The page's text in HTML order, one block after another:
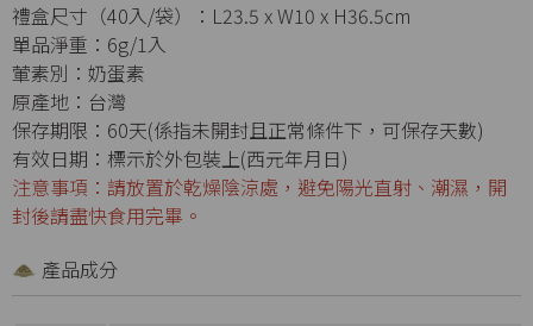
禮盒尺寸（40入/袋）：L23.5 x W10 x H36.5cm
單品淨重：6g/1入
葷素別：奶蛋素
原產地：台灣
保存期限：60天(係指未開封且正常條件下，可保存天數)
有效日期：標示於外包裝上(西元年月日)
注意事項：請放置於乾燥陰涼處，避免陽光直射、潮濕，開
封後請盡快食用完畢。
產品成分